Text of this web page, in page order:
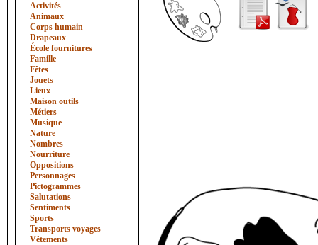
Activités
Animaux
Corps humain
Drapeaux
École fournitures
Famille
Fêtes
Jouets
Lieux
Maison outils
Métiers
Musique
Nature
Nombres
Nourriture
Oppositions
Personnages
Pictogrammes
Salutations
Sentiments
Sports
Transports voyages
Vêtements